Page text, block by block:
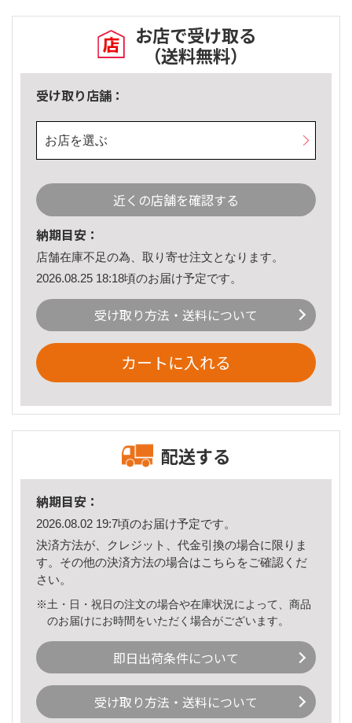
お店で受け取る
（送料無料）
受け取り店舗：
お店を選ぶ
近くの店舗を確認する
納期目安：
店舗在庫不足の為、取り寄せ注文となります。
2026.08.25 18:18頃のお届け予定です。
受け取り方法・送料について
カートに入れる
配送する
納期目安：
2026.08.02 19:7頃のお届け予定です。
決済方法が、クレジット、代金引換の場合に限りま
す。その他の決済方法の場合はこちら をご確認くだ
さい。
※土・日・祝日の注文の場合や在庫状況によって、商品
のお届けにお時間をいただく場合がございます。
即日出荷条件について
受け取り方法・送料について